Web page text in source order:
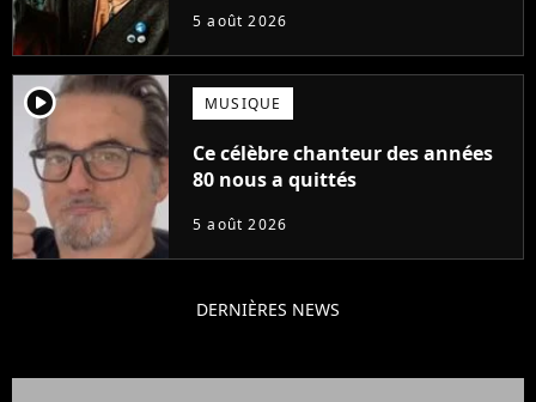
5 août 2026
player2 MUSIQUE
Ce célèbre chanteur des années
80 nous a quittés
5 août 2026
DERNIÈRES NEWS